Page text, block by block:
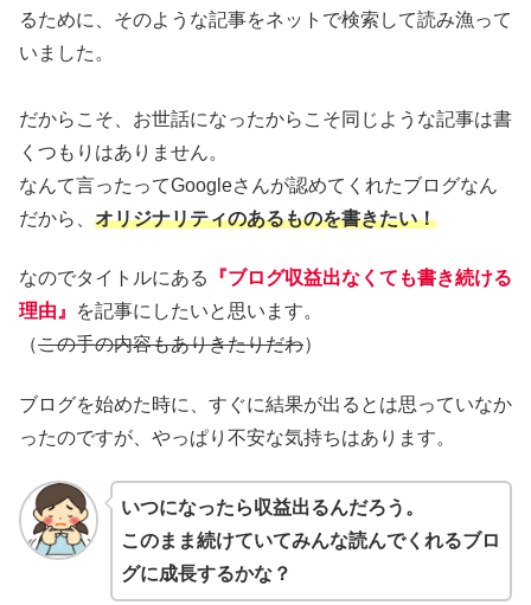
るために、そのような記事をネットで検索して読み漁って
いました。
だからこそ、お世話になったからこそ同じような記事は書
くつもりはありません。
なんて言ったってGoogleさんが認めてくれたブログなん
だから、 オリジナリティのあるものを書きたい！
なのでタイトルにある
『ブログ収益出なくても書き続ける
理由』
を記事にしたいと思います。
（この手の内容もありきたりだわ）
ブログを始めた時に、すぐに結果が出るとは思っていなか
ったのですが、やっぱり不安な気持ちはあります。
いつになったら収益出るんだろう。
このまま続けていてみんな読んでくれるブロ
グに成長するかな？